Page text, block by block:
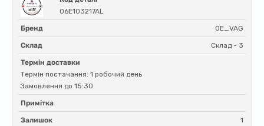
06E103217AL
Бренд OE_VAG
Склад Склад - 3
Термін доставки
Термін постачання: 1 робочий день
Замовлення до 15:30
Примітка
Залишок 1